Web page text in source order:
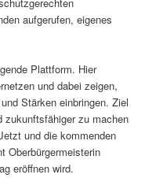
aufgerufen, eigenes
Plattform. Hier
und dabei zeigen,
Stärken einbringen. Ziel
zukunftsfähiger zu machen
und die kommenden
Oberbürgermeisterin
eröffnen wird.